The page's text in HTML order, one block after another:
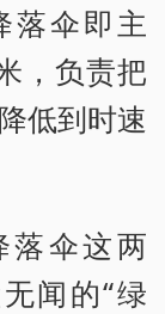
落伞即主
，负责把
低到时速
落伞这两
闻的“绿